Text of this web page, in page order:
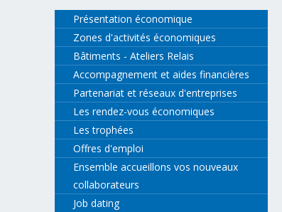
Présentation économique
Zones d'activités économiques
Bâtiments - Ateliers Relais
Accompagnement et aides financières
Partenariat et réseaux d'entreprises
Les rendez-vous économiques
Les trophées
Offres d'emploi
Ensemble accueillons vos nouveaux
collaborateurs
Job dating